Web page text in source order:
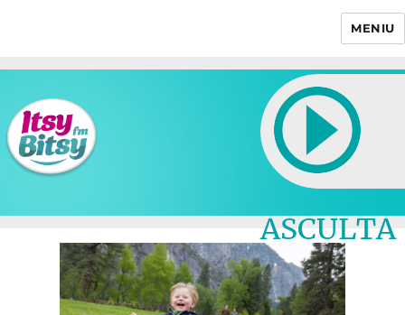
MENIU
ASCULTA
LIVE